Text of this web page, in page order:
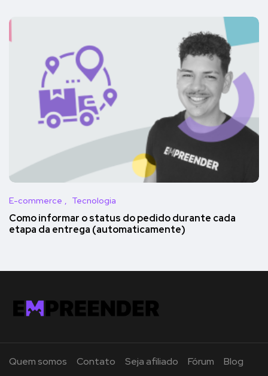
E-commerce Tecnologia
Como informar o status do pedido durante cada
etapa da entrega (automaticamente)
Quem somos Contato Seja afiliado Fórum Blog